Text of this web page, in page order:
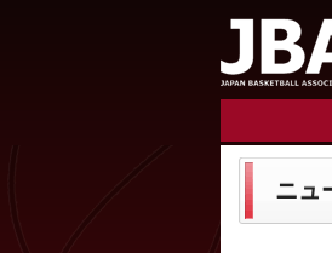
ニュ